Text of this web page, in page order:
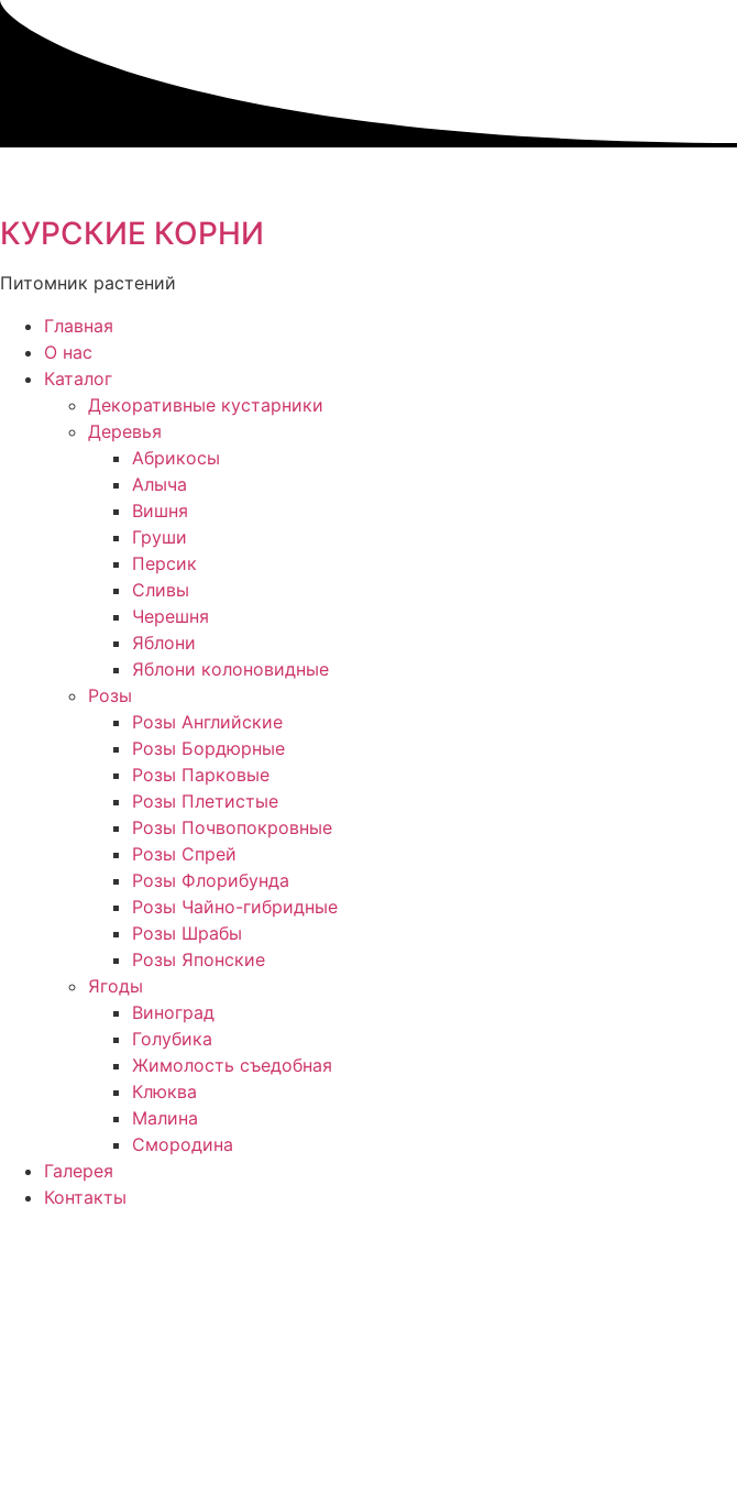
Перейти
содержимому
КУРСКИЕ КОРНИ
Питомник растений
Главная
О нас
Каталог
Декоративные кустарники
Деревья
Абрикосы
Алыча
Вишня
Груши
Персик
Сливы
Черешня
Яблони
Яблони колоновидные
Розы
Розы Английские
Розы Бордюрные
Розы Парковые
Розы Плетистые
Розы Почвопокровные
Розы Спрей
Розы Флорибунда
Розы Чайно-гибридные
Розы Шрабы
Розы Японские
Ягоды
Виноград
Голубика
Жимолость съедобная
Клюква
Малина
Смородина
Галерея
Контакты